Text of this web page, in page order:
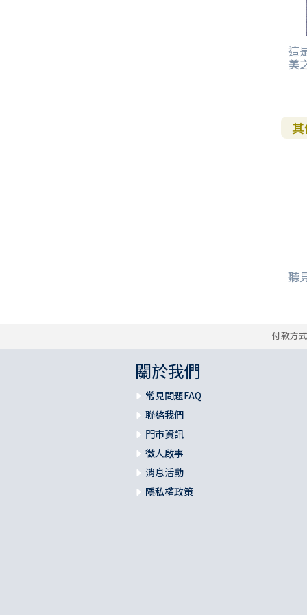
這
美
聽
付款方
關於我們
常見問題FAQ
聯絡我們
門市資訊
徵人啟事
消息活動
隱私權政策